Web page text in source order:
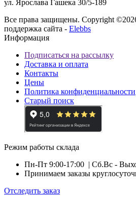
ул. Ярослава Гашека 30/5-189
Все права защищены. Copyright
поддержка сайта - Elebbs
Информация
Подписаться на рассылку
Доставка и оплата
Контакты
Цены
Политика конфиденциальности
Старый поиск
Режим работы склада
Пн-Пт 9:00-17:00 | Сб.Вс -
Принимаем заказы
Отследить заказ